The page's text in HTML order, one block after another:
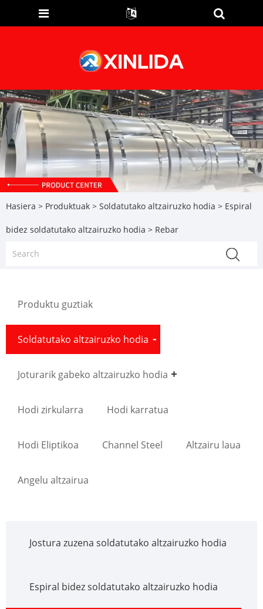
Hasiera > Produktuak > Soldatutako altzairuzko hodia > Espiral
bidez soldatutako altzairuzko hodia > Rebar
Produktu guztiak
Soldatutako altzairuzko hodia
Joturarik gabeko altzairuzko hodia
Hodi zirkularra Hodi karratua
Hodi Eliptikoa Channel Steel Altzairu laua
Angelu altzairua
Jostura zuzena soldatutako altzairuzko hodia
Espiral bidez soldatutako altzairuzko hodia